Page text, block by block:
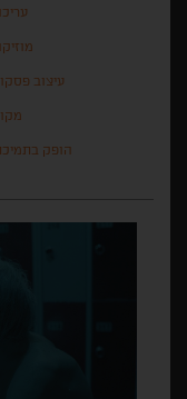
עיצוב
הופק